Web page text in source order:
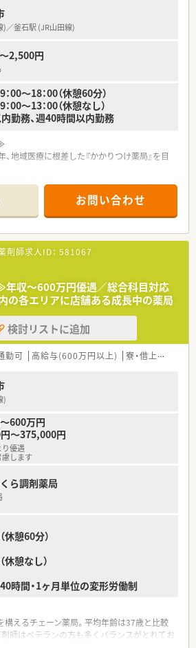
)／釜石駅 (JR山田線)
2,500円
00～18：00（休憩60分）
13：00（休憩なし）
勤務、週40時間以内勤務
地域医療に根差した『かかりつけ薬局』を目
ポーツクラブサポーターなど、
りを大切にしている薬局です。
員を支え気持ちよく働ける制度も充実。契約
さい。
お問い合わせ
剤師求人ID： 581067
年収～600万円優遇／総合科目対応
の各エリアに店舗ある成長中の薬局
検討リストに追加
勤可 高給与(600万円以上) 寮・借上社宅あり
)
600万円
～375,000円
優遇
します
ら調剤薬局
休憩60分）
休憩なし）
時間・1ヶ月単位の変形労働制
えるチェーン薬局。平均年齢は37歳と比較
剤師はベテランの方も多くバランスがとれてお